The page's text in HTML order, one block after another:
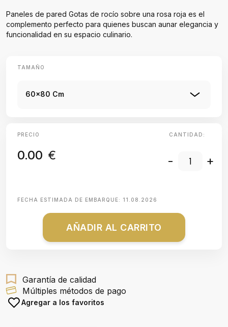
Paneles de pared Gotas de rocío sobre una rosa roja es el
complemento perfecto para quienes buscan aunar elegancia y
funcionalidad en su espacio culinario.
TAMAÑO
60x80 Cm
PRECIO
0.00 €
CANTIDAD:
- +
FECHA ESTIMADA DE EMBARQUE: 11.08.2026
AÑADIR AL CARRITO
Garantía de calidad
Múltiples métodos de pago
Agregar a los favoritos